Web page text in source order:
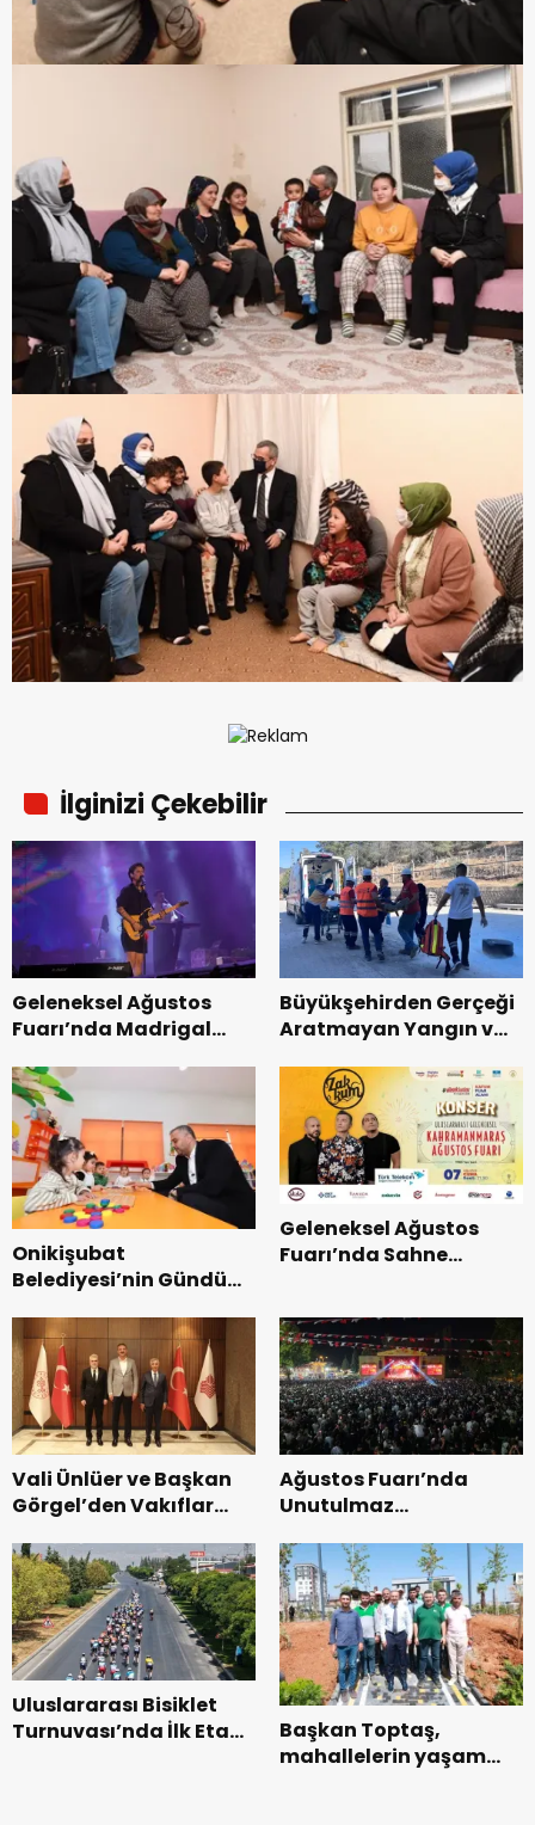
İlginizi Çekebilir
Geleneksel Ağustos
Fuarı’nda Madrigal
Büyükşehirden Gerçeği
Aratmayan Yangın ve
Onikişubat
Belediyesi’nin Gündüz
dönemin ön kayıtları
başladı.
Geleneksel Ağustos
Fuarı’nda Sahne
Vali Ünlüer ve Başkan
Görgel’den Vakıflar
ziyaret.
Ağustos Fuarı’nda
Unutulmaz
Uluslararası Bisiklet
Turnuvası’nda İlk Etap
Başkan Toptaş,
mahallelerin yaşam